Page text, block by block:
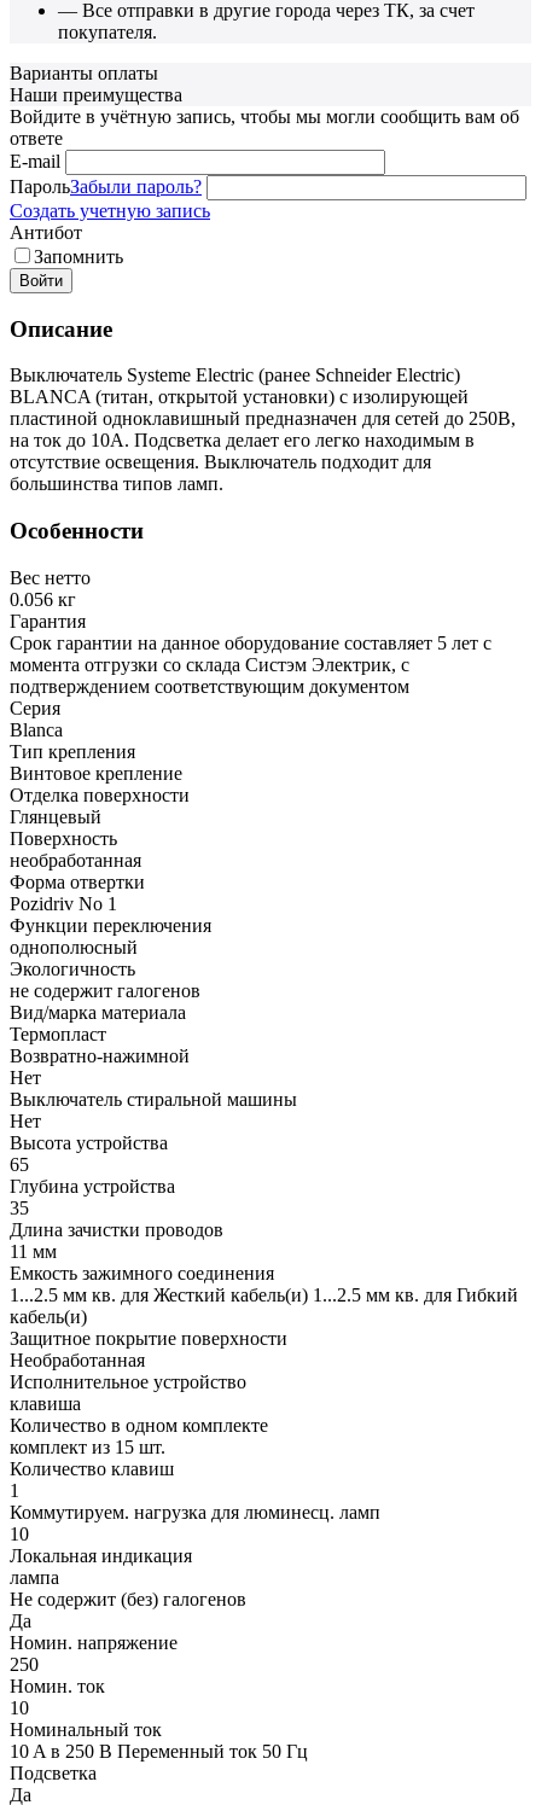
— Все отправки в другие города через ТК, за счет
покупателя.
Варианты оплаты
Наши преимущества
Войдите в учётную запись, чтобы мы могли сообщить вам об
ответе
E-mail
ПарольЗабыли пароль?
Создать учетную запись
Антибот
Запомнить
Войти
Описание
Выключатель Systeme Electric (ранее Schneider Electric)
BLANCA (титан, открытой установки) с изолирующей
пластиной одноклавишный предназначен для сетей до 250В,
на ток до 10А. Подсветка делает его легко находимым в
отсутствие освещения. Выключатель подходит для
большинства типов ламп.
Особенности
Вес нетто
0.056 кг
Гарантия
Срок гарантии на данное оборудование составляет 5 лет с
момента отгрузки со склада Систэм Электрик, с
подтверждением соответствующим документом
Серия
Blanca
Тип крепления
Винтовое крепление
Отделка поверхности
Глянцевый
Поверхность
необработанная
Форма отвертки
Pozidriv No 1
Функции переключения
однополюсный
Экологичность
не содержит галогенов
Вид/марка материала
Термопласт
Возвратно-нажимной
Нет
Выключатель стиральной машины
Нет
Высота устройства
65
Глубина устройства
35
Длина зачистки проводов
11 мм
Емкость зажимного соединения
1...2.5 мм кв. для Жесткий кабель(и) 1...2.5 мм кв. для Гибкий
кабель(и)
Защитное покрытие поверхности
Необработанная
Исполнительное устройство
клавиша
Количество в одном комплекте
комплект из 15 шт.
Количество клавиш
1
Коммутируем. нагрузка для люминесц. ламп
10
Локальная индикация
лампа
Не содержит (без) галогенов
Да
Номин. напряжение
250
Номин. ток
10
Номинальный ток
10 A в 250 В Переменный ток 50 Гц
Подсветка
Да